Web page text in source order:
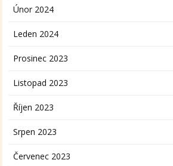
Únor 2024
Leden 2024
Prosinec 2023
Listopad 2023
Říjen 2023
Srpen 2023
Červenec 2023